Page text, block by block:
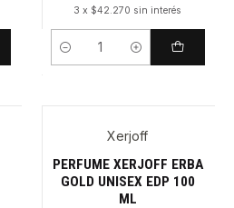
3 x $42.270 sin interés
Cantidad
Xerjoff
PERFUME XERJOFF ERBA
GOLD UNISEX EDP 100
ML